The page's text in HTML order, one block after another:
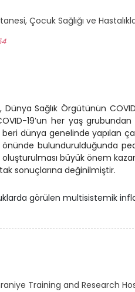
Çocuk Sağlığı ve
Dünya Sağlık Örgütünün
19’un her yaş
dünya genelinde yapılan
önünde bulundurulduğunda
büyük önem
sonuçlarına değinilmiştir.
görülen multisistemik
Training and Research